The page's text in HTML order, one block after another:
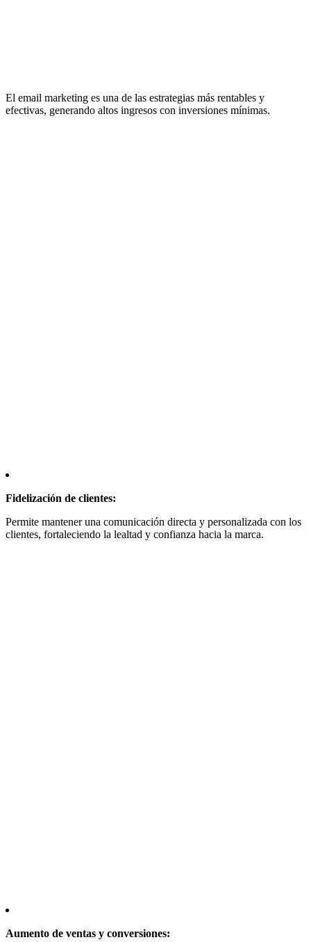
El email marketing es una de las estrategias más rentables y
efectivas, generando altos ingresos con inversiones mínimas.
Fidelización de clientes:
Permite mantener una comunicación directa y personalizada con los
clientes, fortaleciendo la lealtad y confianza hacia la marca.
Aumento de ventas y conversiones: